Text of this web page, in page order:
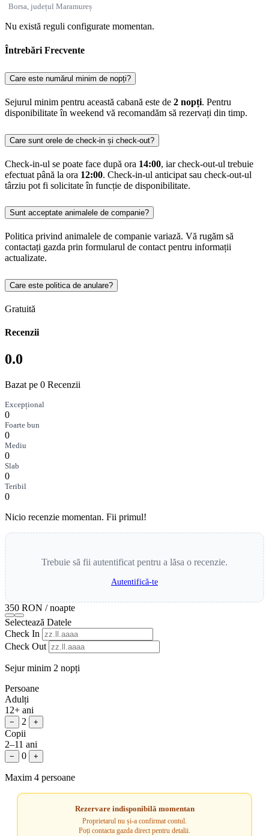
Borsa, județul Maramureș
Nu există reguli configurate momentan.
Întrebări Frecvente
Care este numărul minim de nopți?
Sejurul minim pentru această cabană este de 2 nopți. Pentru
disponibilitate în weekend vă recomandăm să rezervați din timp.
Care sunt orele de check-in și check-out?
Check-in-ul se poate face după ora 14:00, iar check-out-ul trebuie
efectuat până la ora 12:00. Check-in-ul anticipat sau check-out-ul
târziu pot fi solicitate în funcție de disponibilitate.
Sunt acceptate animalele de companie?
Politica privind animalele de companie variază. Vă rugăm să
contactați gazda prin formularul de contact pentru informații
actualizate.
Care este politica de anulare?
Gratuită
Recenzii
0.0
Bazat pe 0 Recenzii
Excepțional
0
Foarte bun
0
Mediu
0
Slab
0
Teribil
0
Nicio recenzie momentan. Fii primul!
Trebuie să fii autentificat pentru a lăsa o recenzie.
Autentifică-te
350 RON / noapte
Selectează Datele
Check In
Check Out
Sejur minim 2 nopți
Persoane
Adulți
12+ ani
− 2 +
Copii
2–11 ani
− 0 +
Maxim 4 persoane
Rezervare indisponibilă momentan
Proprietarul nu și-a confirmat contul.
Poți contacta gazda direct pentru detalii.